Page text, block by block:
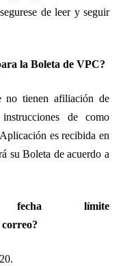
de leer y seguir
la Boleta de VPC?
no tienen afiliación de
de como
Aplicación es recibida en
su Boleta de acuerdo a
límite